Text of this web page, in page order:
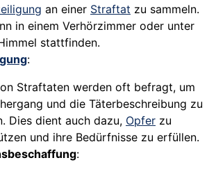
an einer Straftat zu sammeln.
in einem Verhörzimmer oder unter
stattfinden.
:
Straftaten werden oft befragt, um
und die Täterbeschreibung zu
Dies dient auch dazu, Opfer zu
und ihre Bedürfnisse zu erfüllen.
: